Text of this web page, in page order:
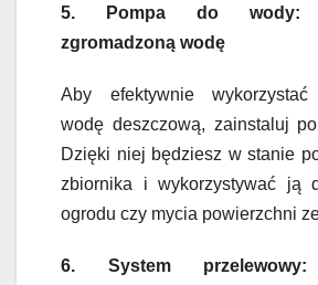
5. Pompa do wody:
zgromadzoną wodę
Aby efektywnie wykorzystać
wodę deszczową, zainstaluj
Dzięki niej będziesz w stanie
zbiornika i wykorzystywać ją
ogrodu czy mycia powierzchni
6. System przelewowy: